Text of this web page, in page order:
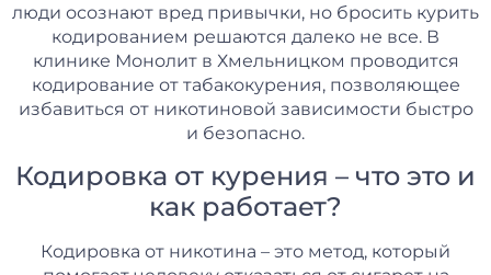
люди осознают вред привычки, но бросить курить
кодированием решаются далеко не все. В
клинике Монолит в Хмельницком проводится
кодирование от табакокурения, позволяющее
избавиться от никотиновой зависимости быстро
и безопасно.
Кодировка от курения – что это и
как работает?
Кодировка от никотина – это метод, который